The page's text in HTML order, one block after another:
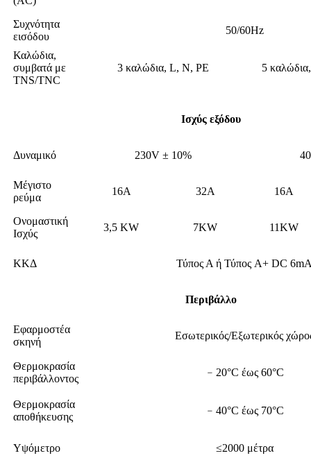
Συχνότητα
εισόδου
50/60Hz
Καλώδια,
συμβατά με
TNS/TNC
3 καλώδια, L, N, PE 5
Ισχύς εξόδου
Δυναμικό 230V ± 10%
Μέγιστο
ρεύμα
16Α 32Α 16Α
Ονομαστική
Ισχύς
3,5 KW 7KW 11KW
ΚΚΔ Τύπος Α ή Τύπος A+ DC
Περιβάλλο
Εφαρμοστέα
σκηνή
Εσωτερικός/Εξωτερικός
Θερμοκρασία
περιβάλλοντος
﹣20°C έως 60°C
Θερμοκρασία
αποθήκευσης
﹣40°C έως 70°C
Υψόμετρο ≤2000 μέτρα